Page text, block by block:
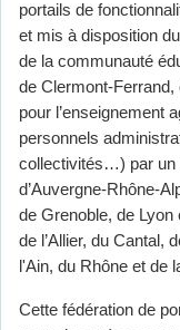
portails de
et mis à disposition
de la communauté
de Clermont-
pour l’enseignement
personnels
collectivités…) par un
d’Auvergne-Rhône-
de Grenoble, de
de l’Allier, du Cantal,
l'Ain, du Rhône et de
Cette fédération de